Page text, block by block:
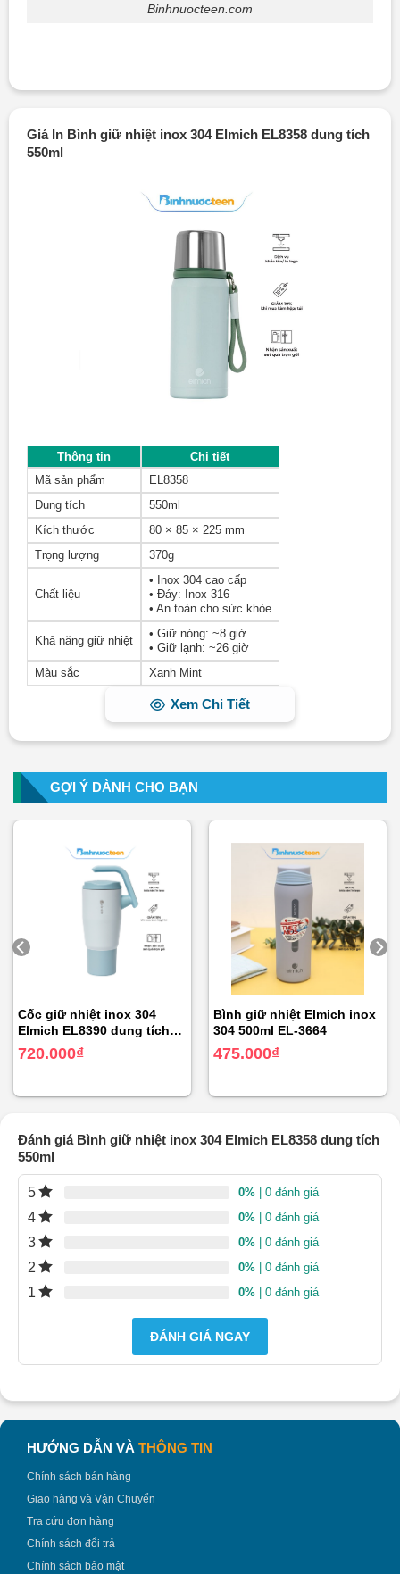
Binhnuocteen.com
Giá In Bình giữ nhiệt inox 304 Elmich EL8358 dung tích
550ml
Thông tin
Chi tiết
Mã sản phẩm
EL8358
Dung tích
550ml
Kích thước
80 × 85 × 225 mm
Trọng lượng
370g
Chất liệu
• Inox 304 cao cấp
• Đáy: Inox 316
• An toàn cho sức khỏe
Khả năng giữ nhiệt
• Giữ nóng: ~8 giờ
• Giữ lạnh: ~26 giờ
Màu sắc
Xanh Mint
Xem Chi Tiết
GỢI Ý DÀNH CHO BẠN
Cốc giữ nhiệt inox 304
Elmich EL8390 dung tích
950ml
720.000₫
Bình giữ nhiệt Elmich inox
304 500ml EL-3664
475.000₫
Đánh giá Bình giữ nhiệt inox 304 Elmich EL8358 dung tích
550ml
5 0% | 0 đánh giá
4 0% | 0 đánh giá
3 0% | 0 đánh giá
2 0% | 0 đánh giá
1 0% | 0 đánh giá
ĐÁNH GIÁ NGAY
HƯỚNG DẪN VÀ THÔNG TIN
Chính sách bán hàng
Giao hàng và Vận Chuyển
Tra cứu đơn hàng
Chính sách đổi trả
Chính sách bảo mật